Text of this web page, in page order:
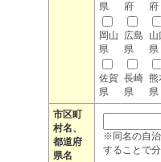
県
府
府
岡山
県
広島
県
山
県
佐賀
県
長崎
県
熊
県
市区町
村名、
都道府
県名
※同名の自
することで